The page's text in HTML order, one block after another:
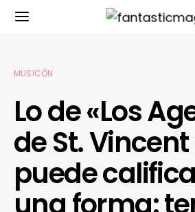
MUSICÓN
Lo de «Los
de St.
puede